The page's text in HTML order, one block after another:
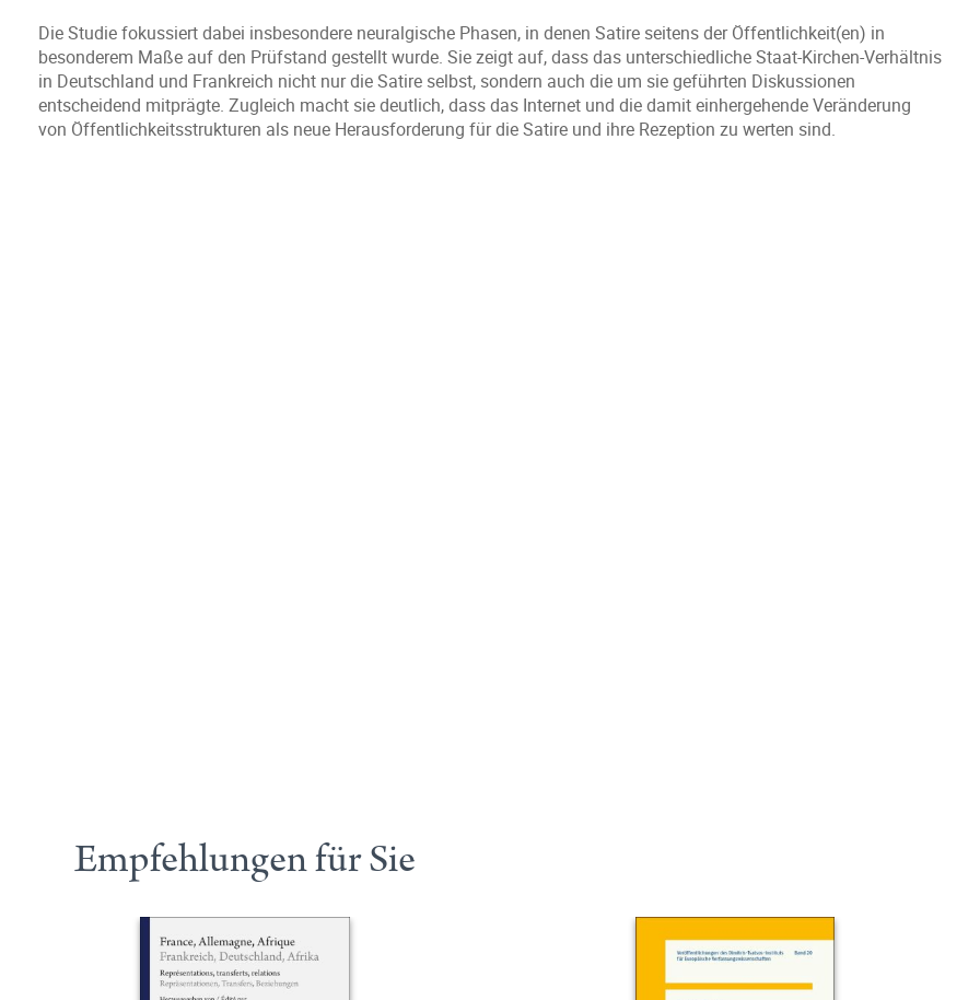
Die Studie fokussiert dabei insbesondere neuralgische Phasen, in denen Satire seitens der Öffentlichkeit(en) in
besonderem Maße auf den Prüfstand gestellt wurde. Sie zeigt auf, dass das unterschiedliche Staat-Kirchen-Verhältnis
in Deutschland und Frankreich nicht nur die Satire selbst, sondern auch die um sie geführten Diskussionen
entscheidend mitprägte. Zugleich macht sie deutlich, dass das Internet und die damit einhergehende Veränderung
von Öffentlichkeitsstrukturen als neue Herausforderung für die Satire und ihre Rezeption zu werten sind.
Empfehlungen für Sie